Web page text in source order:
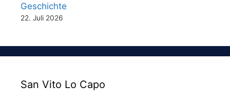
Geschichte
22. Juli 2026
San Vito Lo Capo